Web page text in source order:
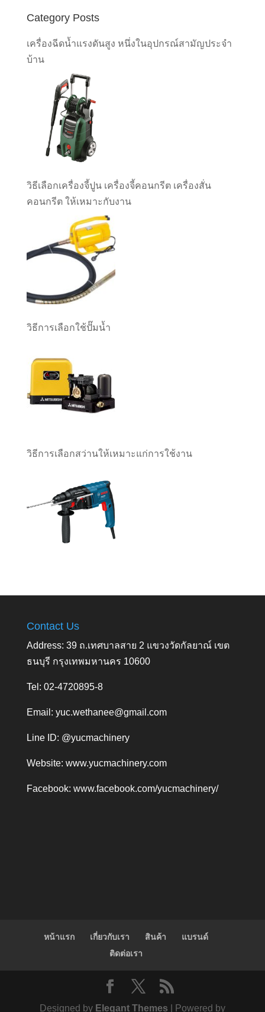
Category Posts
เครื่องฉีดน้ำแรงดันสูง หนึ่งในอุปกรณ์สามัญประจำ
บ้าน
วิธีเลือกเครื่องจี้ปูน เครื่องจี้คอนกรีต เครื่องสั่น
คอนกรีต ให้เหมาะกับงาน
วิธีการเลือกใช้ปั๊มน้ำ
วิธีการเลือกสว่านให้เหมาะแก่การใช้งาน
Contact Us
Address: 39 ถ.เทศบาลสาย 2 แขวงวัดกัลยาณ์ เขต
ธนบุรี กรุงเทพมหานคร 10600
Tel: 02-4720895-8
Email: yuc.wethanee@gmail.com
Line ID: @yucmachinery
Website: www.yucmachinery.com
Facebook: www.facebook.com/yucmachinery/
หน้าแรก เกี่ยวกับเรา สินค้า
แบรนด์
ติดต่อเรา
Designed by Elegant Themes | Powered by